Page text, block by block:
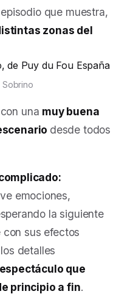
que muestra,
zonas del
Sobrino
una muy buena
desde todos
emociones,
la siguiente
sus efectos
detalles
que
principio a fin.